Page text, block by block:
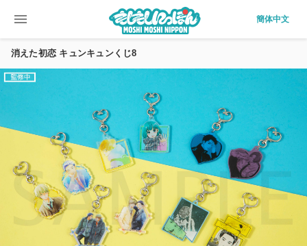
menu 簡体中文
消えた初恋 キュンキュンくじ8